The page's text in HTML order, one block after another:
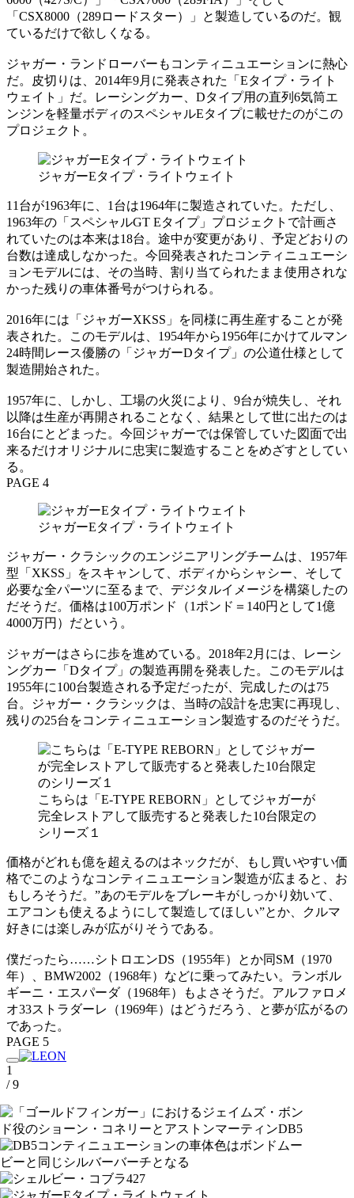
「CSX8000（289ロードスター）」と製造しているのだ。観
ているだけで欲しくなる。
ジャガー・ランドローバーもコンティニュエーションに熱心
だ。皮切りは、2014年9月に発表された「Eタイプ・ライト
ウェイト」だ。レーシングカー、Dタイプ用の直列6気筒エ
ンジンを軽量ボディのスペシャルEタイプに載せたのがこの
プロジェクト。
ジャガーEタイプ・ライトウェイト
11台が1963年に、1台は1964年に製造されていた。ただし、
1963年の「スペシャルGT Eタイプ」プロジェクトで計画さ
れていたのは本来は18台。途中が変更があり、予定どおりの
台数は達成しなかった。今回発表されたコンティニュエーシ
ョンモデルには、その当時、割り当てられたまま使用されな
かった残りの車体番号がつけられる。
2016年には「ジャガーXKSS」を同様に再生産することが発
表された。このモデルは、1954年から1956年にかけてルマン
24時間レース優勝の「ジャガーDタイプ」の公道仕様として
製造開始された。
1957年に、しかし、工場の火災により、9台が焼失し、それ
以降は生産が再開されることなく、結果として世に出たのは
16台にとどまった。今回ジャガーでは保管していた図面で出
来るだけオリジナルに忠実に製造することをめざすとしてい
る。
PAGE 4
ジャガーEタイプ・ライトウェイト
ジャガー・クラシックのエンジニアリングチームは、1957年
型「XKSS」をスキャンして、ボディからシャシー、そして
必要な全パーツに至るまで、デジタルイメージを構築したの
だそうだ。価格は100万ポンド（1ポンド＝140円として1億
4000万円）だという。
ジャガーはさらに歩を進めている。2018年2月には、レーシ
ングカー「Dタイプ」の製造再開を発表した。このモデルは
1955年に100台製造される予定だったが、完成したのは75
台。ジャガー・クラシックは、当時の設計を忠実に再現し、
残りの25台をコンティニュエーション製造するのだそうだ。
こちらは「E-TYPE REBORN」としてジャガーが
完全レストアして販売すると発表した10台限定の
シリーズ１
価格がどれも億を超えるのはネックだが、もし買いやすい価
格でこのようなコンティニュエーション製造が広まると、お
もしろそうだ。”あのモデルをブレーキがしっかり効いて、
エアコンも使えるようにして製造してほしい”とか、クルマ
好きには楽しみが広がりそうである。
僕だったら……シトロエンDS（1955年）とか同SM（1970
年）、BMW2002（1968年）などに乗ってみたい。ランボル
ギーニ・エスパーダ（1968年）もよさそうだ。アルファロメ
オ33ストラダーレ（1969年）はどうだろう、と夢が広がるの
であった。
PAGE 5
1
/ 9